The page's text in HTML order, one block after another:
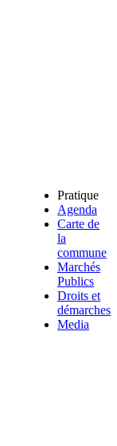
Pratique
Agenda
Carte de
la
commune
Marchés
Publics
Droits et
démarches
Media